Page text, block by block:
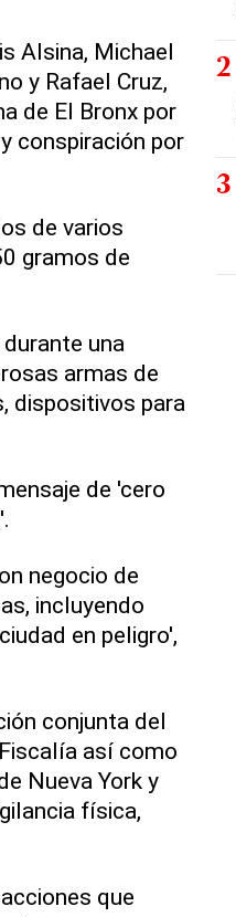
Alsina, Michael
y Rafael Cruz,
de El Bronx por
conspiración por
de varios
gramos de
una
armas de
dispositivos para
de 'cero
negocio de
incluyendo
en peligro',
conjunta del
así como
Nueva York y
física,
que